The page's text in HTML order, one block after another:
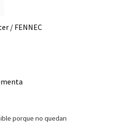
/ FENNEC
porque no quedan